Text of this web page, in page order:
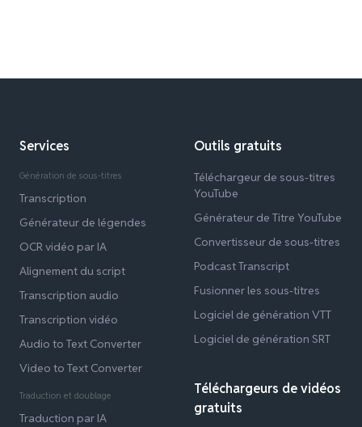
Services
Génération de sous-titres
Transcription
Générateur de légendes
OCR vidéo par IA
Alignement du script
Transcription audio
Transcription vidéo
Audio to Text Converter
Video to Text Converter
Traduction et doublage
Traduction par IA
Outils gratuits
Téléchargeur de sous-titres
YouTube
Générateur de Titre YouTube
Convertisseur de sous-titres
Podcast Transcript
Fusionner les sous-titres
Logiciel de génération VTT
Logiciel de génération SRT
Téléchargeurs de vidéos
gratuits